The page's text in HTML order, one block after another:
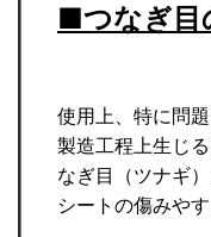
■つなぎ目
使用上、特に問
製造工程上生じ
なぎ目（ツナギ
シートの傷みや